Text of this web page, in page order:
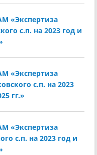
«Экспертиза
с.п. на 2023 год и
«Экспертиза
с.п. на 2023
гг.»
«Экспертиза
с.п. на 2023 год и